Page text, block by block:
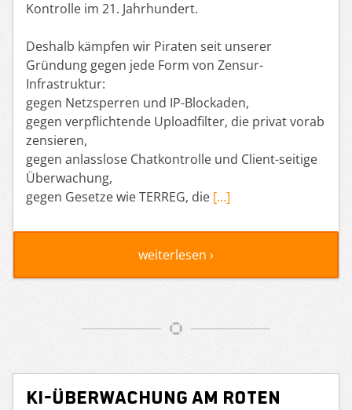
Kontrolle im 21. Jahrhundert.
Deshalb kämpfen wir Piraten seit unserer
Gründung gegen jede Form von Zensur-
Infrastruktur:
gegen Netzsperren und IP-Blockaden,
gegen verpflichtende Uploadfilter, die privat vorab
zensieren,
gegen anlasslose Chatkontrolle und Client-seitige
Überwachung,
gegen Gesetze wie TERREG, die […]
weiterlesen ›
KI-Überwachung am Roten